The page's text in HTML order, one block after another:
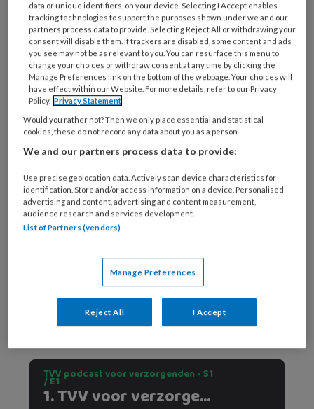
hiermee om? Ouderenpsychologe
Sarah Blom neemt het onder de loep in
deze podcast.
Beluister hier de podcast!
data or unique identifiers, on your device. Selecting I Accept enables
tracking technologies to support the purposes shown under we and our
partners process data to provide. Selecting Reject All or withdrawing your
consent will disable them. If trackers are disabled, some content and ads
you see may not be as relevant to you. You can resurface this menu to
change your choices or withdraw consent at any time by clicking the
Manage Preferences link on the bottom of the webpage. Your choices will
have effect within our Website. For more details, refer to our Privacy
Policy. Privacy Statement
Would you rather not? Then we only place essential and statistical
cookies, these do not record any data about you as a person
We and our partners process data to provide:
Use precise geolocation data. Actively scan device characteristics for
identification. Store and/or access information on a device. Personalised
advertising and content, advertising and content measurement,
audience research and services development.
List of Partners (vendors)
Manage Preferences
Reject All I Accept